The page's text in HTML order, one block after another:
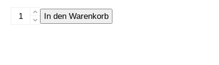
Cawö
In den Warenkorb